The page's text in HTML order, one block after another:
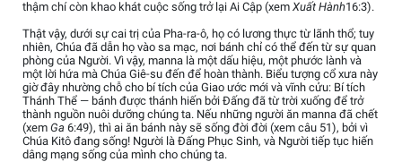
thậm chí còn khao khát cuộc sống trở lại Ai Cập (xem Xuất Hành16:3).
Thật vậy, dưới sự cai trị của Pha-ra-ô, họ có lương thực từ lãnh thổ; tuy
nhiên, Chúa đã dẫn họ vào sa mạc, nơi bánh chỉ có thể đến từ sự quan
phòng của Người. Vì vậy, manna là một dấu hiệu, một phước lành và
một lời hứa mà Chúa Giê-su đến để hoàn thành. Biểu tượng cổ xưa này
giờ đây nhường chỗ cho bí tích của Giao ước mới và vĩnh cửu: Bí tích
Thánh Thể — bánh được thánh hiến bởi Đấng đã từ trời xuống để trở
thành nguồn nuôi dưỡng chúng ta. Nếu những người ăn manna đã chết
(xem Ga 6:49), thì ai ăn bánh này sẽ sống đời đời (xem câu 51), bởi vì
Chúa Kitô đang sống! Người là Đấng Phục Sinh, và Người tiếp tục hiến
dâng mạng sống của mình cho chúng ta.